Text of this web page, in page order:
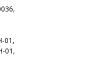
01,
01,